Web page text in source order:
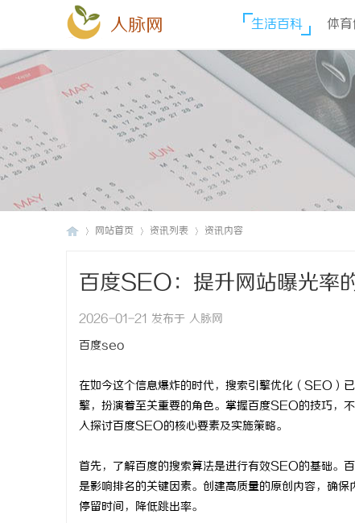
人脉网 生活百科 体
网站首页 资讯列表 资讯内容
百度SEO：提升网站曝光率
2026-01-21 发布于 人脉网
百度seo
在如今这个信息爆炸的时代，搜索引擎优化（SEO）
擎，扮演着至关重要的角色。掌握百度SEO的技巧，
入探讨百度SEO的核心要素及实施策略。
首先，了解百度的搜索算法是进行有效SEO的基础。
是影响排名的关键因素。创建高质量的原创内容，确
停留时间，降低跳出率。